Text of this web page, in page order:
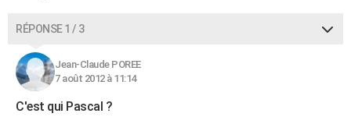
RÉPONSE 1 / 3
Jean-Claude POREE
7 août 2012 à 11:14
C'est qui Pascal ?